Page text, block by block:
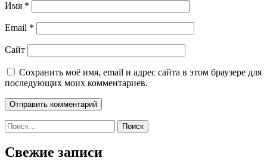
Имя *
Email *
Сайт
Сохранить моё имя, email и адрес сайта в этом браузере для
последующих моих комментариев.
Найти:
Свежие записи